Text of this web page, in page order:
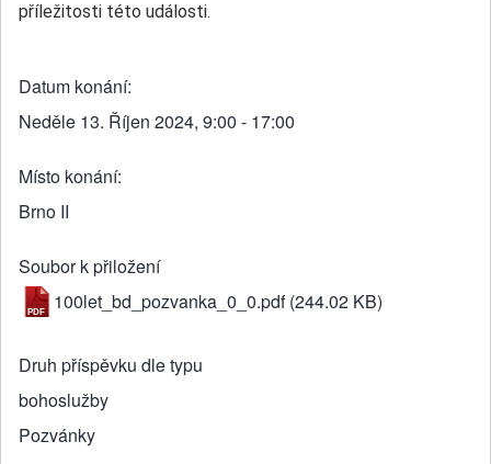
příležitosti této události.
Datum konání
Neděle 13. Říjen 2024, 9:00 - 17:00
Místo konání
Brno II
Soubor k přiložení
100let_bd_pozvanka_0_0.pdf (244.02 KB)
Druh příspěvku dle typu
bohoslužby
Pozvánky